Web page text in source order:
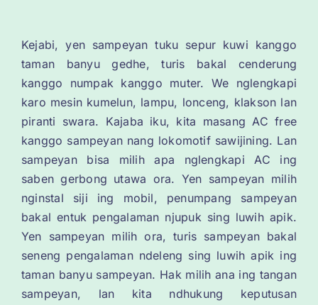
Kejabi, yen sampeyan tuku sepur kuwi kanggo
taman banyu gedhe, turis bakal cenderung
kanggo numpak kanggo muter. We nglengkapi
karo mesin kumelun, lampu, lonceng, klakson lan
piranti swara. Kajaba iku, kita masang AC free
kanggo sampeyan nang lokomotif sawijining. Lan
sampeyan bisa milih apa nglengkapi AC ing
saben gerbong utawa ora. Yen sampeyan milih
nginstal siji ing mobil, penumpang sampeyan
bakal entuk pengalaman njupuk sing luwih apik.
Yen sampeyan milih ora, turis sampeyan bakal
seneng pengalaman ndeleng sing luwih apik ing
taman banyu sampeyan. Hak milih ana ing tangan
sampeyan, lan kita ndhukung keputusan